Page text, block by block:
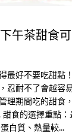
午茶甜食
最好不要吃甜點
忍耐不了會越容
理期間吃的甜食
食的選擇重點
白質、熱量較...